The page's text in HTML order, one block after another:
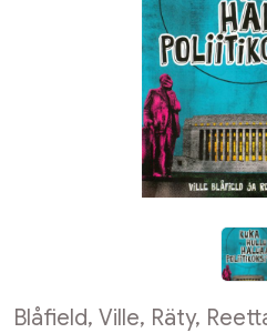
Blåfield, Ville, Räty,